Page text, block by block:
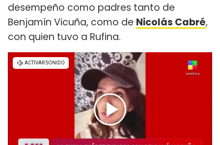
desempeño como padres tanto de
Benjamín Vicuña, como de Nicolás Cabré,
con quien tuvo a Rufina.